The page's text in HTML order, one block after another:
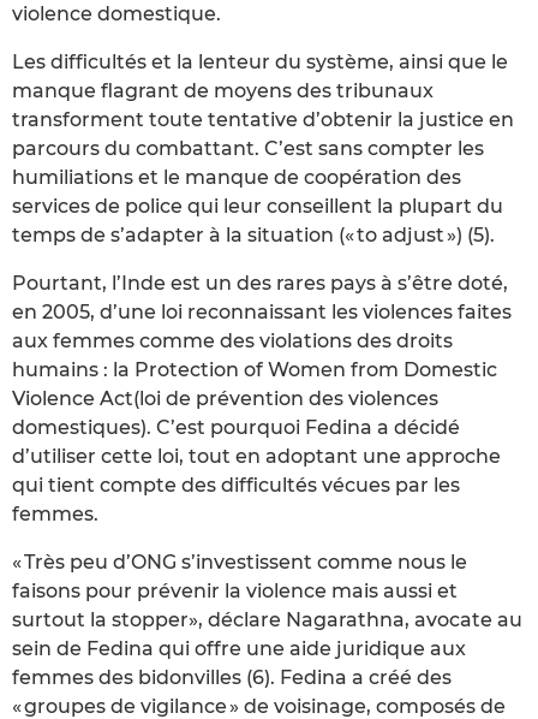
violence domestique.
Les difficultés et la lenteur du système, ainsi que le
manque flagrant de moyens des tribunaux
transforment toute tentative d’obtenir la justice en
parcours du combattant. C’est sans compter les
humiliations et le manque de coopération des
services de police qui leur conseillent la plupart du
temps de s’adapter à la situation (« to adjust ») (5).
Pourtant, l’Inde est un des rares pays à s’être doté,
en 2005, d’une loi reconnaissant les violences faites
aux femmes comme des violations des droits
humains : la Protection of Women from Domestic
Violence Act(loi de prévention des violences
domestiques). C’est pourquoi Fedina a décidé
d’utiliser cette loi, tout en adoptant une approche
qui tient compte des difficultés vécues par les
femmes.
« Très peu d’ONG s’investissent comme nous le
faisons pour prévenir la violence mais aussi et
surtout la stopper», déclare Nagarathna, avocate au
sein de Fedina qui offre une aide juridique aux
femmes des bidonvilles (6). Fedina a créé des
« groupes de vigilance » de voisinage, composés de